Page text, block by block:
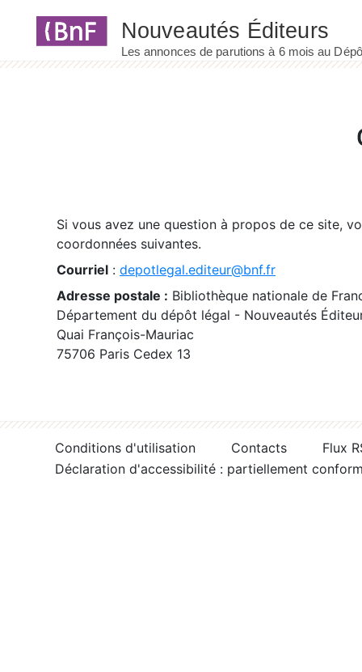
Si vous avez une question à propos de ce site,
coordonnées suivantes.
Courriel : depotlegal.editeur@bnf.fr
Adresse postale : Bibliothèque nationale de
Département du dépôt légal - Nouveautés
Quai François-Mauriac
75706 Paris Cedex 13
Conditions d'utilisation Contacts
Flux
Déclaration d'accessibilité : partiellement